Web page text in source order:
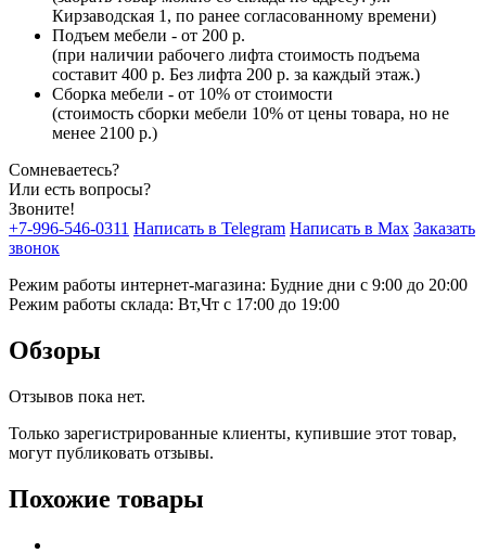
Кирзаводская 1, по ранее согласованному времени)
Подъем мебели - от 200 р.
(при наличии рабочего лифта стоимость подъема
составит 400 р. Без лифта 200 р. за каждый этаж.)
Сборка мебели - от 10% от стоимости
(стоимость сборки мебели 10% от цены товара, но не
менее 2100 р.)
Сомневаетесь?
Или есть вопросы?
Звоните!
+7-996-546-0311 Написать в Telegram Написать в Max Заказать
звонок
Режим работы интернет-магазина: Будние дни с 9:00 до 20:00
Режим работы склада: Вт,Чт с 17:00 до 19:00
Обзоры
Отзывов пока нет.
Только зарегистрированные клиенты, купившие этот товар,
могут публиковать отзывы.
Похожие товары